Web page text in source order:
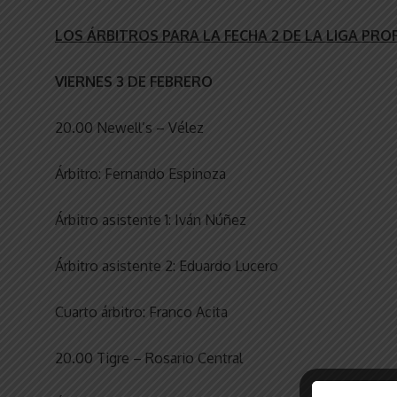
LOS ÁRBITROS PARA LA FECHA 2 DE LA LIGA
VIERNES 3 DE FEBRERO
20.00 Newell’s – Vélez
Árbitro: Fernando Espinoza
Árbitro asistente 1: Iván Núñez
Árbitro asistente 2: Eduardo Lucero
Cuarto árbitro: Franco Acita
20.00 Tigre – Rosario Central